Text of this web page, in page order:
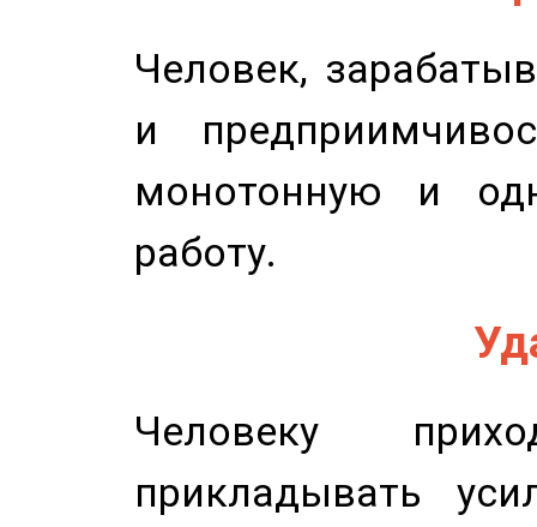
Человек,
и
монотонную и
работу.
Человеку
прикладывать